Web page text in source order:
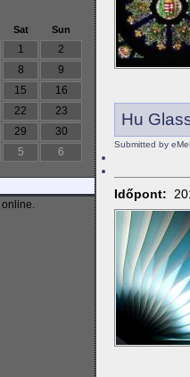
Sat Sun
1
2
8
9
15
16
22
23
29
30
5 6
online.
Hu
Submitted by
Időpont: